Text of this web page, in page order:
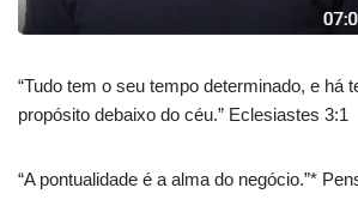
“Tudo tem o seu tempo determinado, e há
propósito debaixo do céu.” Eclesiastes 3:1
“A pontualidade é a alma do negócio.”*